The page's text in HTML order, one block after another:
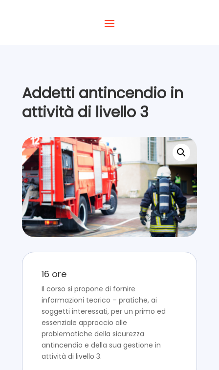
Addetti antincendio in
attività di livello 3
16 ore
Il corso si propone di fornire
informazioni teorico – pratiche, ai
soggetti interessati, per un primo ed
essenziale approccio alle
problematiche della sicurezza
antincendio e della sua gestione in
attività di livello 3.